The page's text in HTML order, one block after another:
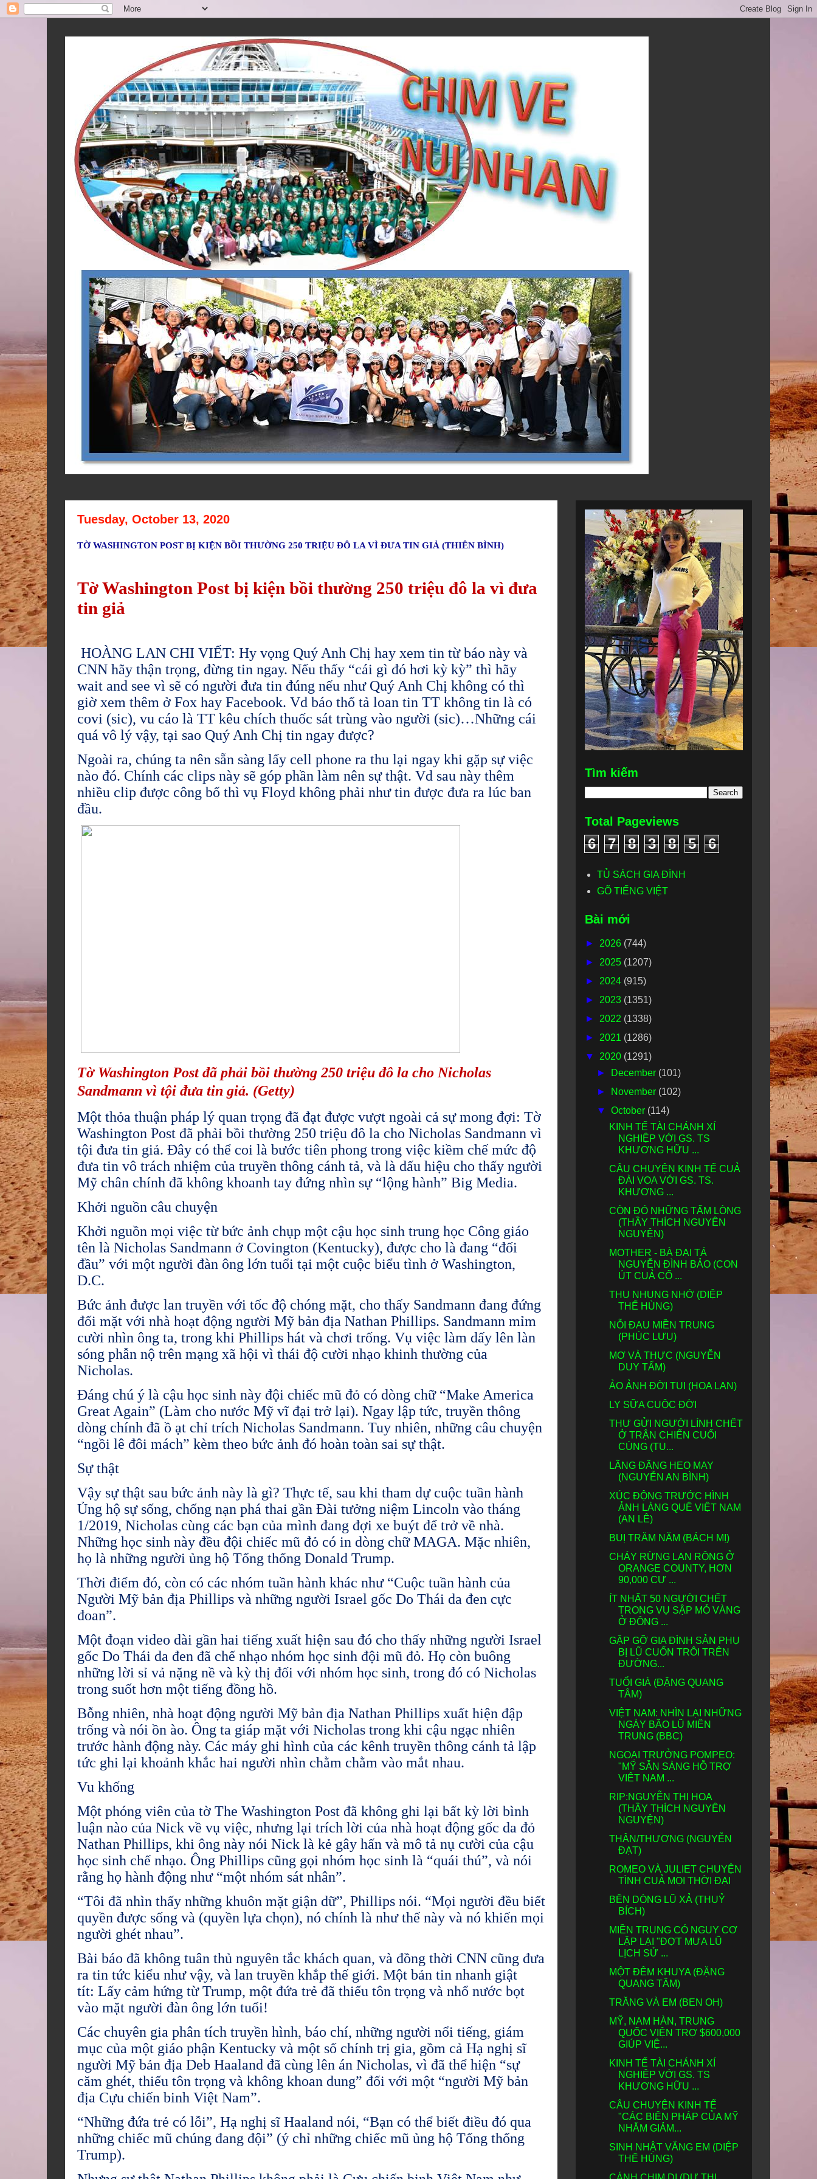
Tuesday, October 13, 2020
TỜ WASHINGTON POST BỊ KIỆN BỒI THƯỜNG 250 TRIỆU ĐÔ LA VÌ ĐƯA TIN GIẢ (THIÊN BÌNH)
Tờ Washington Post bị kiện bồi thường 250 triệu đô la vì đưa
tin giả
HOÀNG LAN CHI VIẾT: Hy vọng Quý Anh Chị hay xem tin từ báo này và
CNN hãy thận trọng, đừng tin ngay. Nếu thấy “cái gì đó hơi kỳ kỳ” thì hãy
wait and see vì sẽ có người đưa tin đúng nếu như Quý Anh Chị không có thì
giờ xem thêm ở Fox hay Facebook. Vd báo thổ tả loan tin TT không tin là có
covi (sic), vu cáo là TT kêu chích thuốc sát trùng vào người (sic)…Những cái
quá vô lý vậy, tại sao Quý Anh Chị tin ngay được?
Ngoài ra, chúng ta nên sẵn sàng lấy cell phone ra thu lại ngay khi gặp sự việc
nào đó. Chính các clips này sẽ góp phần làm nên sự thật. Vd sau này thêm
nhiều clip được công bố thì vụ Floyd không phải như tin được đưa ra lúc ban
đầu.
Tờ Washington Post đã phải bồi thường 250 triệu đô la cho Nicholas
Sandmann vì tội đưa tin giả. (Getty)
Một thỏa thuận pháp lý quan trọng đã đạt được vượt ngoài cả sự mong đợi: Tờ
Washington Post đã phải bồi thường 250 triệu đô la cho Nicholas Sandmann vì
tội đưa tin giả. Đây có thể coi là bước tiên phong trong việc kiềm chế mức độ
đưa tin vô trách nhiệm của truyền thông cánh tả, và là dấu hiệu cho thấy người
Mỹ chân chính đã không khoanh tay đứng nhìn sự “lộng hành” Big Media.
Khởi nguồn câu chuyện
Khởi nguồn mọi việc từ bức ảnh chụp một cậu học sinh trung học Công giáo
tên là Nicholas Sandmann ở Covington (Kentucky), được cho là đang “đối
đầu” với một người đàn ông lớn tuổi tại một cuộc biểu tình ở Washington,
D.C.
Bức ảnh được lan truyền với tốc độ chóng mặt, cho thấy Sandmann đang đứng
đối mặt với nhà hoạt động người Mỹ bản địa Nathan Phillips. Sandmann mỉm
cười nhìn ông ta, trong khi Phillips hát và chơi trống. Vụ việc làm dấy lên làn
sóng phẫn nộ trên mạng xã hội vì thái độ cười nhạo khinh thường của
Nicholas.
Đáng chú ý là cậu học sinh này đội chiếc mũ đỏ có dòng chữ “Make America
Great Again” (Làm cho nước Mỹ vĩ đại trở lại). Ngay lập tức, truyền thông
dòng chính đã ồ ạt chỉ trích Nicholas Sandmann. Tuy nhiên, những câu chuyện
“ngồi lê đôi mách” kèm theo bức ảnh đó hoàn toàn sai sự thật.
Sự thật
Vậy sự thật sau bức ảnh này là gì? Thực tế, sau khi tham dự cuộc tuần hành
Ủng hộ sự sống, chống nạn phá thai gần Đài tưởng niệm Lincoln vào tháng
1/2019, Nicholas cùng các bạn của mình đang đợi xe buýt để trở về nhà.
Những học sinh này đều đội chiếc mũ đỏ có in dòng chữ MAGA. Mặc nhiên,
họ là những người ủng hộ Tổng thống Donald Trump.
Thời điểm đó, còn có các nhóm tuần hành khác như “Cuộc tuần hành của
Người Mỹ bản địa Phillips và những người Israel gốc Do Thái da đen cực
đoan”.
Một đoạn video dài gần hai tiếng xuất hiện sau đó cho thấy những người Israel
gốc Do Thái da đen đã chế nhạo nhóm học sinh đội mũ đỏ. Họ còn buông
những lời sỉ vả nặng nề và kỳ thị đối với nhóm học sinh, trong đó có Nicholas
trong suốt hơn một tiếng đồng hồ.
Bỗng nhiên, nhà hoạt động người Mỹ bản địa Nathan Phillips xuất hiện đập
trống và nói ồn ào. Ông ta giáp mặt với Nicholas trong khi cậu ngạc nhiên
trước hành động này. Các máy ghi hình của các kênh truyền thông cánh tả lập
tức ghi lại khoảnh khắc hai người nhìn chằm chằm vào mắt nhau.
Vu khống
Một phóng viên của tờ The Washington Post đã không ghi lại bất kỳ lời bình
luận nào của Nick về vụ việc, nhưng lại trích lời của nhà hoạt động gốc da đỏ
Nathan Phillips, khi ông này nói Nick là kẻ gây hấn và mô tả nụ cười của cậu
học sinh chế nhạo. Ông Phillips cũng gọi nhóm học sinh là “quái thú”, và nói
rằng họ hành động như “một nhóm sát nhân”.
“Tôi đã nhìn thấy những khuôn mặt giận dữ”, Phillips nói. “Mọi người đều biết
quyền được sống và (quyền lựa chọn), nó chính là như thế này và nó khiến mọi
người ghét nhau”.
Bài báo đã không tuân thủ nguyên tắc khách quan, và đồng thời CNN cũng đưa
ra tin tức kiểu như vậy, và lan truyền khắp thế giới. Một bản tin nhanh giật
tít: Lấy cảm hứng từ Trump, một đứa trẻ đã thiếu tôn trọng và nhổ nước bọt
vào mặt người đàn ông lớn tuổi!
Các chuyên gia phân tích truyền hình, báo chí, những người nổi tiếng, giám
mục của một giáo phận Kentucky và một số chính trị gia, gồm cả Hạ nghị sĩ
người Mỹ bản địa Deb Haaland đã cùng lên án Nicholas, vì đã thể hiện “sự
căm ghét, thiếu tôn trọng và không khoan dung” đối với một “người Mỹ bản
địa Cựu chiến binh Việt Nam”.
“Những đứa trẻ có lỗi”, Hạ nghị sĩ Haaland nói, “Bạn có thể biết điều đó qua
những chiếc mũ chúng đang đội” (ý chỉ những chiếc mũ ủng hộ Tổng thống
Trump).
Tìm kiếm
Total Pageviews
6 7 8 3 8 5 6
TỦ SÁCH GIA ĐÌNH
GÕ TIẾNG VIỆT
Bài mới
► 2026 (744)
► 2025 (1207)
► 2024 (915)
► 2023 (1351)
► 2022 (1338)
► 2021 (1286)
▼ 2020 (1291)
►
December (101)
►
November (102)
▼October (114)
KINH TẾ TÀI CHÁNH XÍ
NGHIỆP VỚI GS. TS
KHƯƠNG HỮU ...
CÂU CHUYỆN KINH TẾ CUẢ
ĐÀI VOA VỚI GS. TS.
KHƯƠNG ...
CÒN ĐÓ NHỮNG TẤM LÒNG
(THẦY THÍCH NGUYÊN
NGUYỆN)
MOTHER - BÀ ĐẠI TÁ
NGUYỄN ĐÌNH BẢO (CON
ÚT CUẢ CỐ ...
THU NHUNG NHỚ (DIỆP
THẾ HÙNG)
NỖI ĐAU MIỀN TRUNG
(PHÚC LƯU)
MƠ VÀ THỰC (NGUYỄN
DUY TẨM)
ẢO ẢNH ĐỜI TUI (HOA LAN)
LY SỮA CUỘC ĐỜI
THƯ GỬI NGƯỜI LÍNH CHẾT
Ở TRẬN CHIẾN CUỐI
CÙNG (TU...
LÃNG ĐÃNG HEO MAY
(NGUYỄN AN BÌNH)
XÚC ĐỘNG TRƯỚC HÌNH
ẢNH LÀNG QUÊ VIỆT NAM
(AN LÊ)
BUỊ TRĂM NĂM (BÁCH MỊ)
CHÁY RỪNG LAN RỘNG Ở
ORANGE COUNTY, HƠN
90,000 CƯ ...
ÍT NHẤT 50 NGƯỜI CHẾT
TRONG VỤ SẬP MỎ VÀNG
Ở ĐÔNG ...
GẶP GỠ GIA ĐÌNH SẢN PHỤ
BỊ LŨ CUỐN TRÔI TRÊN
ĐƯỜNG...
TUỔI GIÀ (ĐẶNG QUANG
TÂM)
VIỆT NAM: NHÌN LẠI NHỮNG
NGÀY BÃO LŨ MIỀN
TRUNG (BBC)
NGOẠI TRƯỞNG POMPEO:
"MỸ SẴN SÀNG HỖ TRỢ
VIÊT NAM ...
RIP:NGUYỄN THỊ HOA
(THẦY THÍCH NGUYÊN
NGUYỆN)
THÂN/THƯƠNG (NGUYỄN
ĐẠT)
ROMEO VÀ JULIET CHUYỆN
TÌNH CUẢ MỌI THỜI ĐẠI
BÊN DÒNG LŨ XẢ (THUỶ
BÍCH)
MIỀN TRUNG CÓ NGUY CƠ
LẬP LẠI "ĐỢT MƯA LŨ
LỊCH SỬ ...
MỘT ĐÊM KHUYA (ĐẶNG
QUANG TÂM)
TRĂNG VÀ EM (BEN OH)
MỸ, NAM HÀN, TRUNG
QUỐC VIỆN TRỢ $600,000
GIÚP VIỆ...
KINH TẾ TÀI CHÁNH XÍ
NGHIỆP VỚI GS. TS
KHƯƠNG HỮU ...
CÂU CHUYỆN KINH TẾ
"CÁC BIỆN PHÁP CỦA MỸ
NHẰM GIẢM...
SINH NHẬT VẮNG EM (DIỆP
THẾ HÙNG)